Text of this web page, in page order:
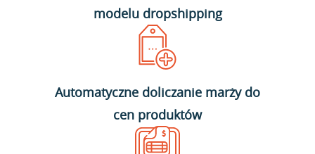
modelu dropshipping
Automatyczne doliczanie marży do
cen produktów